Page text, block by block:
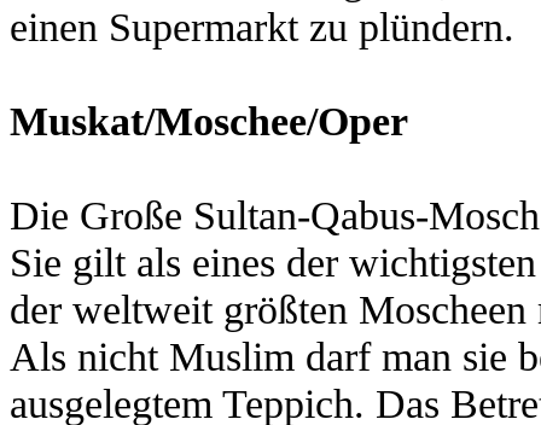
einen Supermarkt zu plündern.
Muskat/Moschee/Oper
Die Große Sultan-Qabus-
Sie gilt als eines der
der weltweit größten
Als nicht Muslim darf man sie
ausgelegtem Teppich. Das